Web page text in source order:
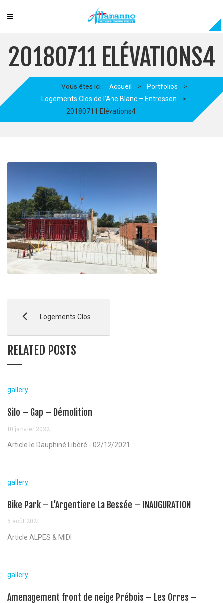
20180711 ELÉVATIONS4
Vous êtes ici : Accueil > Portfolios
>
Logements Clos de l’Ane Blanc – Entressen
>
20180711 Elévations4
Logements Clos de l’Ane Blanc – Entressen
RELATED POSTS
gallery
Silo – Gap – Démolition
10 janvier 2022
Article le Dauphiné Libéré - 02/12/2021
gallery
Bike Park – L’Argentiere La Bessée – INAUGURATION
5 août 2021
Article ALPES & MIDI
gallery
Amenagement front de neige Prébois – Les Orres –